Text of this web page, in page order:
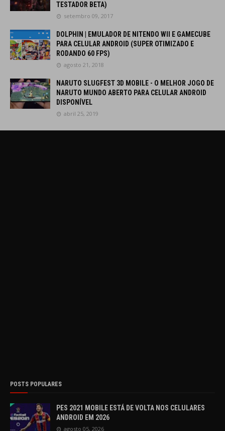
TESTADOR BETA)
setembro 09, 2017
DOLPHIN | EMULADOR DE NITENDO WII E GAMECUBE
PARA CELULAR ANDROID (SUPER OTIMIZADO E
RODANDO 60 FPS)
agosto 21, 2018
NARUTO SLUGFEST 3D MOBILE - O MELHOR JOGO DE
NARUTO MUNDO ABERTO PARA CELULAR ANDROID
DISPONÍVEL
abril 25, 2019
POSTS POPULARES
PES 2021 MOBILE ESTÁ DE VOLTA NOS CELULARES
ANDROID EM 2026
agosto 05, 2026